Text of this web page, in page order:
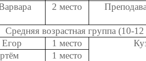
2 место
Средняя возрастная группа (10-12
1 место
1 место